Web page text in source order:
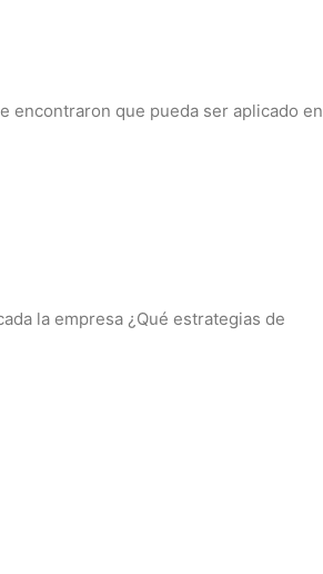
encontraron que pueda ser aplicado en
la empresa ¿Qué estrategias de